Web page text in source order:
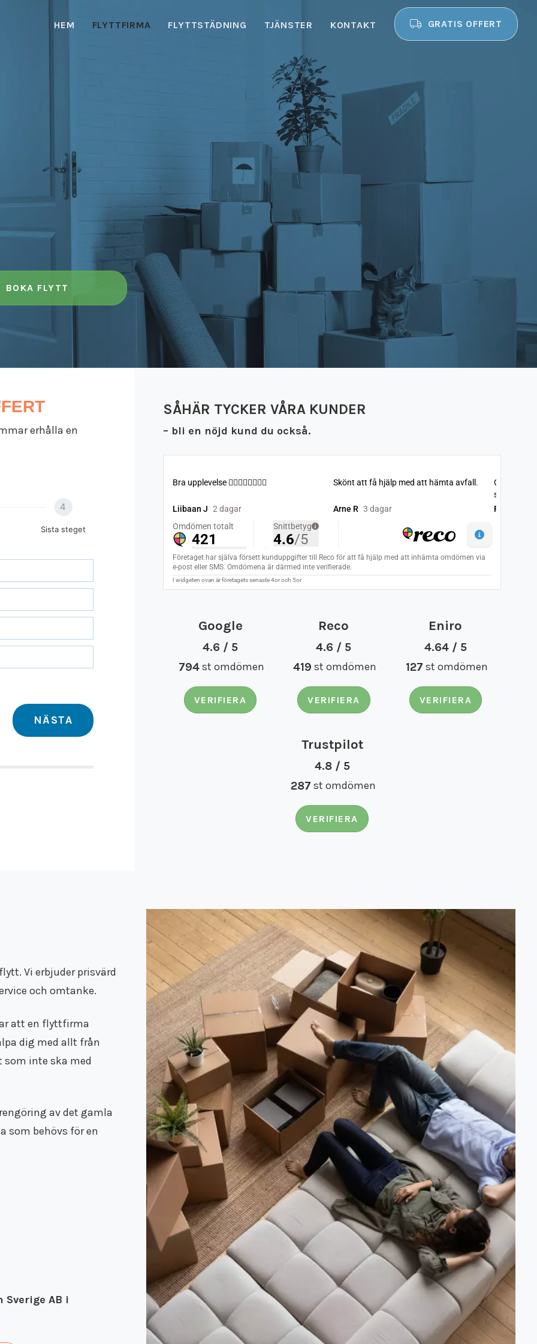
HEM FLYTTFIRMA FLYTTSTÄDNING TJÄNSTER KONTAKT GRATIS OFFERT
BOKA FLYTT
erhålla en
4
Sista steget
NÄSTA
SÅHÄR TYCKER VÅRA KUNDER
– bli en nöjd kund du också.
Google
4.6 / 5
794st omdömen
VERIFIERA
Reco
4.6 / 5
419 st omdömen
VERIFIERA
Eniro
4.64 / 5
127 st omdömen
VERIFIERA
Trustpilot
4.8 / 5
287 st omdömen
VERIFIERA
Vi erbjuder prisvärd
och omtanke.
att en flyttfirma
dig med allt från
inte ska med
av det gamla
som behövs för en
AB i